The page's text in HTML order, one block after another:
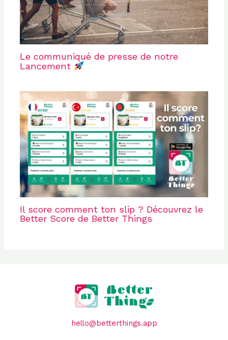
Le communiqué de presse de notre
Lancement
Il score comment ton slip ? Découvrez le
Better Score de Better Things
hello@betterthings.app